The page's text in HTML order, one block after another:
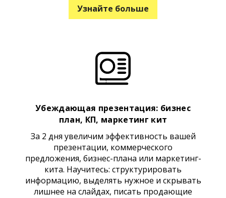
Узнайте больше
Убеждающая презентация: бизнес
план, КП, маркетинг кит
За 2 дня увеличим эффективность вашей
презентации, коммерческого
предложения, бизнес-плана или маркетинг-
кита. Научитесь: структурировать
информацию, выделять нужное и скрывать
лишнее на слайдах, писать продающие